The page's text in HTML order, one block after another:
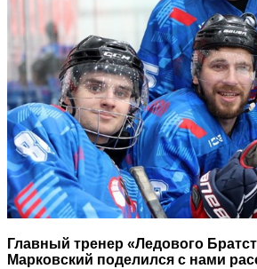
Главный тренер «Ледового
Марковский поделился с нами